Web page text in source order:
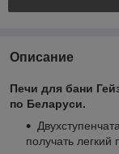
Описание
Печи для бани
по Беларуси.
получать легкий